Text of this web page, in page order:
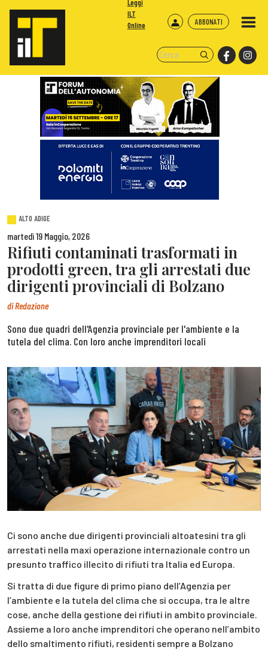
ABBONATI
Leggi
ILT
Online
ALTO ADIGE
martedì 19 Maggio, 2026
Rifiuti contaminati trasformati in
prodotti green, tra gli arrestati due
dirigenti provinciali di Bolzano
diRedazione
Sono due quadri dell'Agenzia provinciale per l'ambiente e la
tutela del clima. Con loro anche imprenditori locali
Ci sono anche due dirigenti provinciali altoatesini tra gli
arrestati nella maxi operazione internazionale contro un
presunto traffico illecito di rifiuti tra Italia ed Europa.
Si tratta di due figure di primo piano dell’Agenzia per
l’ambiente e la tutela del clima che si occupa, tra le altre
cose, anche della gestione dei rifiuti in ambito provinciale.
Assieme a loro anche imprenditori che operano nell’ambito
dello smaltimento rifiuti, residenti sempre a Bolzano